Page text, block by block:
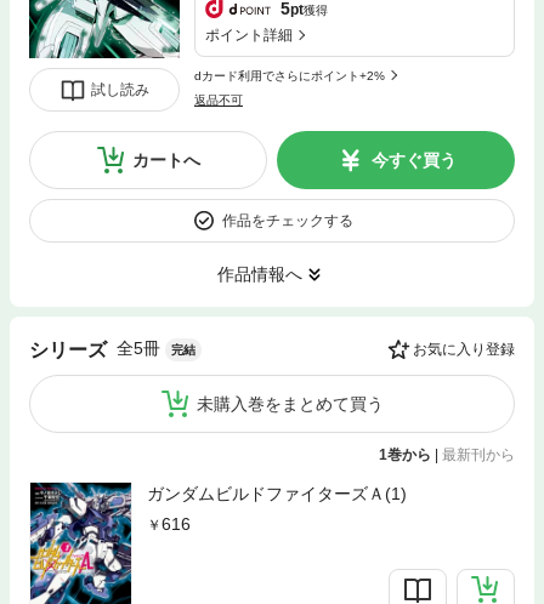
試し読み
5pt獲得
ポイント詳細
dカード利用でさらにポイント+2%
返品不可
カートへ 今すぐ買う
作品をチェックする
作品情報へ
シリーズ 全5冊 完結 お気に入り登録
未購入巻をまとめて買う
1巻から | 最新刊から
ガンダムビルドファイターズＡ(1)
616